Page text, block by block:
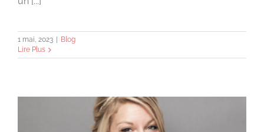
1 mai, 2023
Blog
Lire Plus